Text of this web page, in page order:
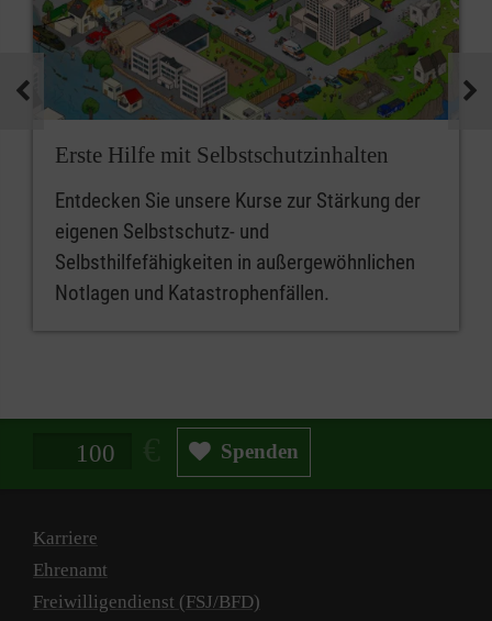
Erste Hilfe mit Selbstschutzinhalten
Entdecken Sie unsere Kurse zur Stärkung der
eigenen Selbstschutz- und
Selbsthilfefähigkeiten in außergewöhnlichen
Notlagen und Katastrophenfällen.
Spendenbetrag in Euro Spenden
Karriere
Ehrenamt
Freiwilligendienst (FSJ/BFD)